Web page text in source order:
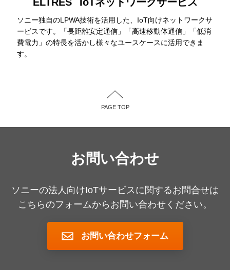
ソニー独自のLPWA技術を活用した、IoT向けネットワークサ
ービスです。「長距離安定通信」「高速移動体通信」「低消
費電力」の特長を活かし様々なユースケースに活用できま
す。
PAGE TOP
お問い合わせ
ソニーの法人向けIoTサービスに関するお問合せは
こちらのフォームからお問い合わせください。
お問い合わせフォーム